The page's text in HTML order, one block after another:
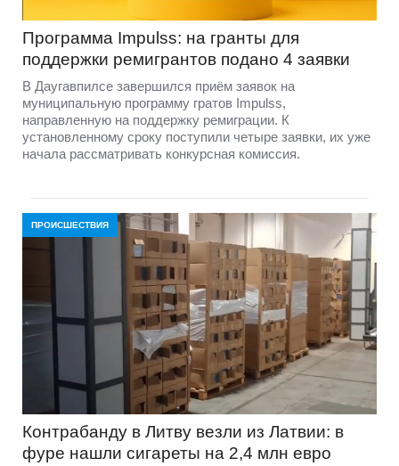
Программа Impulss: на гранты для
поддержки ремигрантов подано 4 заявки
В Даугавпилсе завершился приём заявок на
муниципальную программу гратов Impulss,
направленную на поддержку ремиграции. К
установленному сроку поступили четыре заявки, их уже
начала рассматривать конкурсная комиссия.
ПРОИСШЕСТВИЯ
Контрабанду в Литву везли из Латвии: в
фуре нашли сигареты на 2,4 млн евро